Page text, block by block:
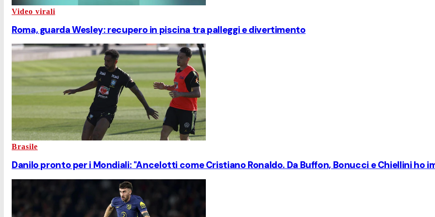
Video virali
Roma, guarda Wesley: recupero in piscina tra palleggi e divertimento
Brasile
Danilo pronto per i Mondiali: "Ancelotti come Cristiano Ronaldo. Da Buffon, Bonucci e Chiellini ho